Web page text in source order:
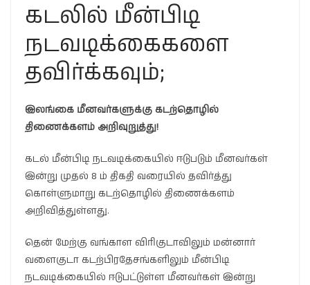
கடலில் மீன்பிடி
நடவடிக்கைகளை
தவிர்க்கவும்;
இலங்கை மீனவர்களுக்கு கடற்தொழில்
திணைக்களம் அறிவுறுத்து!
கடல் மீன்பிடி நடவடிக்கையில் ஈடுபடும் மீனவர்கள்
இன்று முதல் 8 ம் திகதி வரையில் தவிர்த்து
கொள்ளுமாறு கடற்தொழில் திணைக்களம்
அறிவித்துள்ளது.
தென் மேற்கு வங்காள விரிகுடாவிலும் மன்னார்
வளைகுடா கடற்பிரதேசங்களிலும் மீன்பிடி
நடவடிக்கையில் ஈடுபட்டுள்ள மீனவர்கள் இன்று